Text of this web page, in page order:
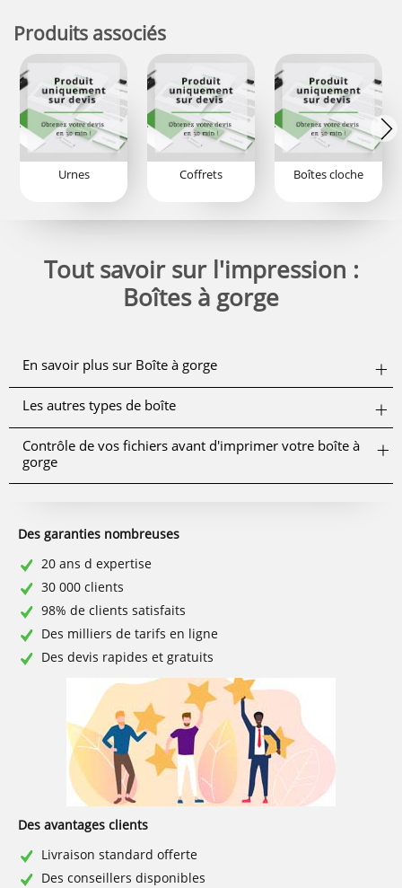
Produits associés
Urnes Coffrets Boîtes cloche
Tout savoir sur l'impression :
Boîtes à gorge
En savoir plus sur Boîte à gorge
Les autres types de boîte
Contrôle de vos fichiers avant d'imprimer votre boîte à
gorge
Des garanties nombreuses
20 ans d expertise
30 000 clients
98% de clients satisfaits
Des milliers de tarifs en ligne
Des devis rapides et gratuits
Des avantages clients
Livraison standard offerte
Des conseillers disponibles